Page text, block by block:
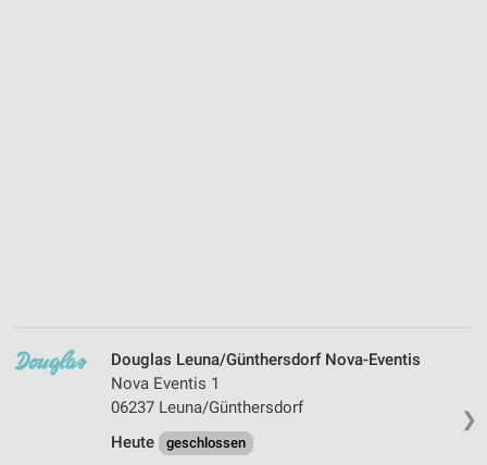
❯
Douglas Leuna/Günthersdorf Nova-Eventis
Nova Eventis 1
06237 Leuna/Günthersdorf
Heute
geschlossen